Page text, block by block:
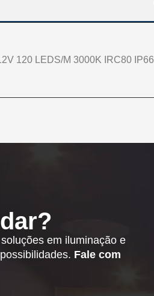
120 LEDS/M 3000K IRC80 IP66
em iluminação e
Fale com